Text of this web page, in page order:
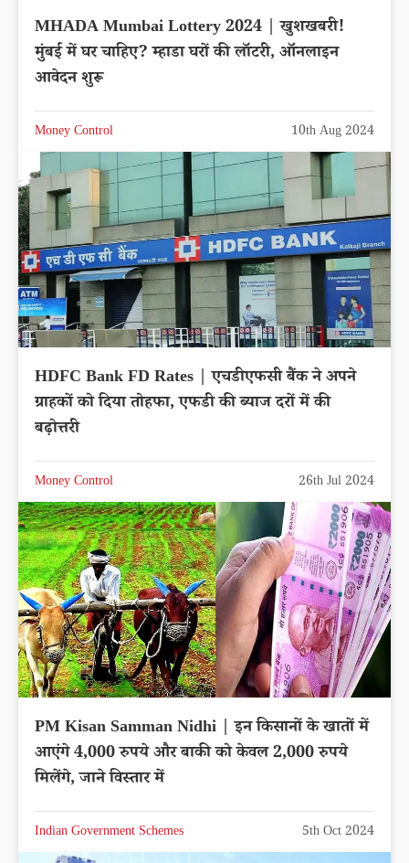
MHADA Mumbai Lottery 2024 | खुशखबरी!
मुंबई में घर चाहिए? म्हाडा घरों की लॉटरी, ऑनलाइन
आवेदन शुरू
Money Control 10th Aug 2024
HDFC Bank FD Rates | एचडीएफसी बैंक ने अपने
ग्राहकों को दिया तोहफा, एफडी की ब्याज दरों में की
बढ़ोत्तरी
Money Control 26th Jul 2024
PM Kisan Samman Nidhi | इन किसानों के खातों में
आएंगे 4,000 रुपये और बाकी को केवल 2,000 रुपये
मिलेंगे, जाने विस्तार में
Indian Government Schemes 5th Oct 2024